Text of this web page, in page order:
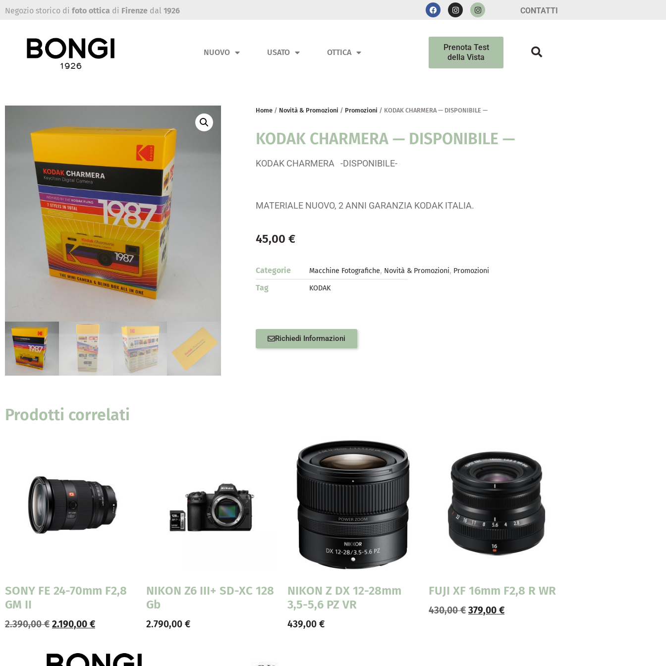
Negozio storico di foto ottica di Firenze dal 1926 CONTATTI
NUOVO USATO OTTICA
Prenota Test
della Vista
Home / Novità & Promozioni / Promozioni / KODAK CHARMERA — DISPONIBILE —
KODAK CHARMERA — DISPONIBILE —
KODAK CHARMERA -DISPONIBILE-
MATERIALE NUOVO, 2 ANNI GARANZIA KODAK ITALIA.
45,00 €
Categorie Macchine Fotografiche, Novità & Promozioni, Promozioni
Tag KODAK
Richiedi Informazioni
Prodotti correlati
SONY FE 24-70mm F2,8
GM II
2.390,00€ 2.190,00 €
NIKON Z6 III+ SD-XC 128
Gb
2.790,00 €
NIKON Z DX 12-28mm
3,5-5,6 PZ VR
439,00 €
FUJI XF 16mm F2,8 R WR
430,00€ 379,00 €